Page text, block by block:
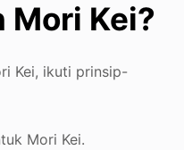
Mori Kei?
Kei, ikuti prinsip-
Mori Kei.